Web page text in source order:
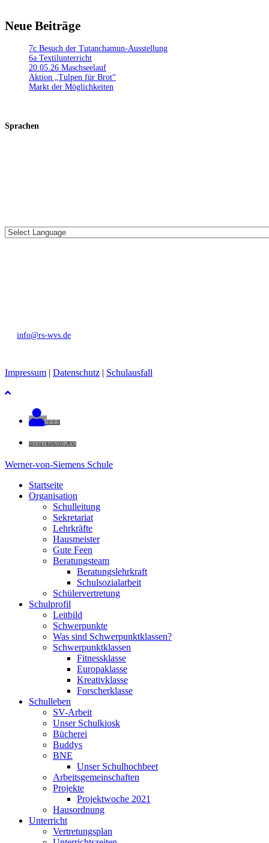
Neue Beiträge
7c Besuch der Tutanchamun-Ausstellung
6a Textilunterricht
20.05.26 Maschseelauf
Aktion „Tulpen für Brot“
Markt der Möglichkeiten
Sprachen
info@rs-wvs.de
Impressum | Datenschutz | Schulausfall
ISERV
VERTRETUNGSPLAN
Werner-von-Siemens Schule
Startseite
Organisation
Schulleitung
Sekretariat
Lehrkräfte
Hausmeister
Gute Feen
Beratungsteam
Beratungslehrkraft
Schulsozialarbeit
Schülervertretung
Schulprofil
Leitbild
Schwerpunkte
Was sind Schwerpunktklassen?
Schwerpunktklassen
Fitnessklasse
Europaklasse
Kreativklasse
Forscherklasse
Schulleben
SV-Arbeit
Unser Schulkiosk
Bücherei
Buddys
BNE
Unser Schulhochbeet
Arbeitsgemeinschaften
Projekte
Projektwoche 2021
Hausordnung
Unterricht
Vertretungsplan